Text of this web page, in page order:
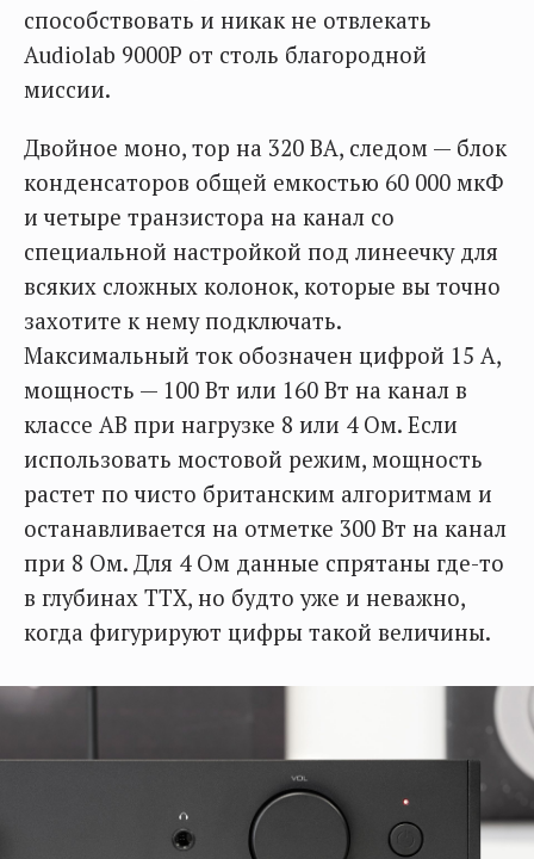
способствовать и никак не отвлекать
Audiolab 9000P от столь благородной
миссии.
Двойное моно, тор на 320 ВА, следом — блок
конденсаторов общей емкостью 60 000 мкФ
и четыре транзистора на канал со
специальной настройкой под линеечку для
всяких сложных колонок, которые вы точно
захотите к нему подключать.
Максимальный ток обозначен цифрой 15 А,
мощность — 100 Вт или 160 Вт на канал в
классе AB при нагрузке 8 или 4 Ом. Если
использовать мостовой режим, мощность
растет по чисто британским алгоритмам и
останавливается на отметке 300 Вт на канал
при 8 Ом. Для 4 Ом данные спрятаны где-то
в глубинах ТТХ, но будто уже и неважно,
когда фигурируют цифры такой величины.